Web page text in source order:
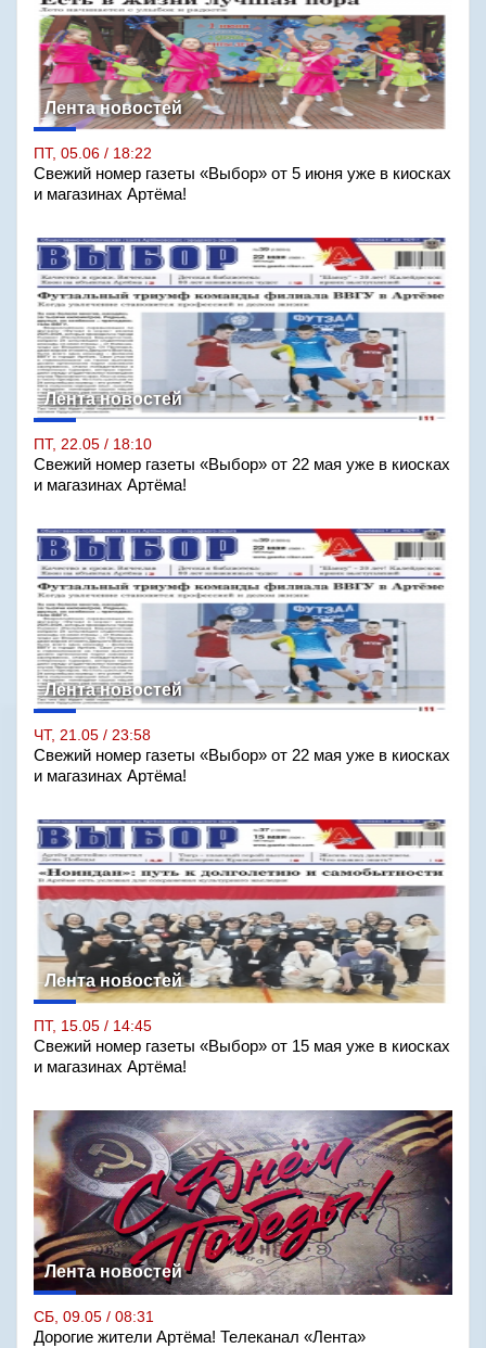
Лента новостей
ПТ, 05.06 / 18:22
Свежий номер газеты «Выбор» от 5 июня уже в киосках
и магазинах Артёма!
Лента новостей
ПТ, 22.05 / 18:10
Свежий номер газеты «Выбор» от 22 мая уже в киосках
и магазинах Артёма!
Лента новостей
ЧТ, 21.05 / 23:58
Свежий номер газеты «Выбор» от 22 мая уже в киосках
и магазинах Артёма!
Лента новостей
ПТ, 15.05 / 14:45
Свежий номер газеты «Выбор» от 15 мая уже в киосках
и магазинах Артёма!
Лента новостей
СБ, 09.05 / 08:31
Дорогие жители Артёма! Телеканал «Лента»